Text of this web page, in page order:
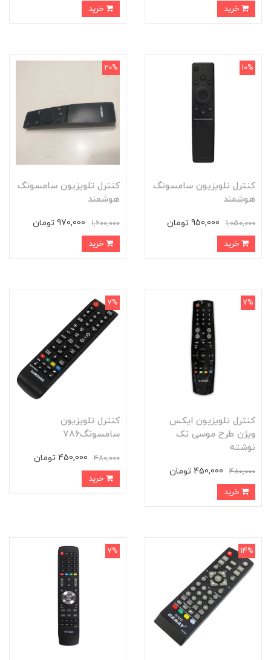
کنترل تلویزیون سامسونگ
هوشمند
1,050,000 950,000 تومان
10%
کنترل تلویزیون سامسونگ
هوشمند
1,200,000 970,000 تومان
20%
کنترل تلویزیون ایکس
ویژن طرح موسی تک
نوشته
480,000 450,000 تومان
7%
کنترل تلویزیون
سامسونگ786
480,000 450,000 تومان
7%
14%
7%